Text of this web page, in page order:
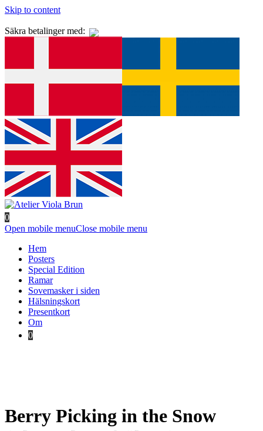
Skip to content
Säkra betalinger med:
0
Open mobile menuClose mobile menu
Hem
Posters
Special Edition
Ramar
Sovemasker i siden
Hälsningskort
Presentkort
Om
0
Berry Picking in the Snow